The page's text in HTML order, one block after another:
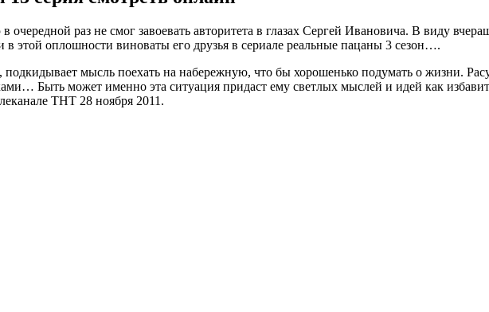
раз не смог завоевать авторитета в глазах Сергей Ивановича. В виду
в этой оплошности виноваты его друзья в сериале реальные пацаны 3 сезон….
подкидывает мысль поехать на набережную, что бы хорошенько подумать о жизни.
Быть может именно эта ситуация придаст ему светлых мыслей и идей как
ТНТ 28 ноября 2011.